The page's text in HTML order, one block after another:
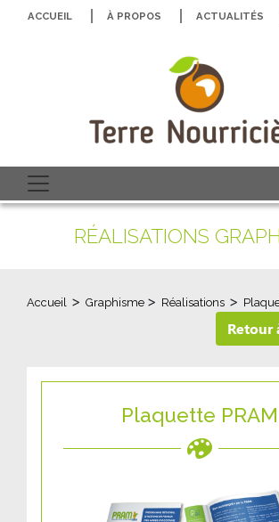
ACCUEIL À PROPOS ACTUALITÉS
RÉALISATIONS
Accueil > Graphisme > Réalisations >
Retour
Plaquette PRAM